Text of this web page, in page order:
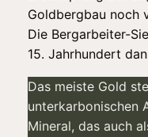
Goldbergbau noch
Die Bergarbeiter-
15. Jahrhundert
Das meiste Gold
unterkarbonischen
Mineral, das auch